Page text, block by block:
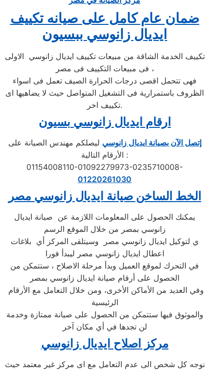
ضمان عام كامل على صيانه تكييف
ايديال زانوسي ببسيون
تكييف الخدمة الشاقة من مبيعات تكييف ايديال زانوسي الاولى
فى مبيعات التكييف فى مصر ،
فهى تتحمل اقصى درجات الحرارة الصيف تعمل فى اسواء
الظروف باستمرارية فى التشغيل المتواصل حيث لا يضاهيها اى
تكييف اخر.
ارقام ايديال زانوسي بسيون
إتصل الآن بصيانة ايديال زانوسي ليصلكم مهندس الصيانة على
الأرقام التالية :
01154008110-01092279973-0235710008-
01220261030
الخط الساخن صيانة ايديال زانوسي مصر
يمكنك الحصول على المعلومات اللازمة عن صيانة ايديال
زانوسي بمصر من خلال الموقع الرسم
ي لتوكيل ايديال زانوسي مصر وسيتلقى المركز أي بلاغات
اعطال ايديال زانوسي مصر ليبدأ فورا
في التحرك لموقع العميل وبدأ مرحلة الاصلاح ، ستتمكن من
الحصول على أرقام صيانة ايديال زانوسي بمصر
الرئيسية
والموثوق فيها ستتمكن من الحصول على صيانة ممتازة وخدمة
لن تجدها في أي مكان آخر
مركز اصلاح ايديال زانوسي
نوجه كل شخص الى عدم التعامل مع اى مركز غير معتمد حيث